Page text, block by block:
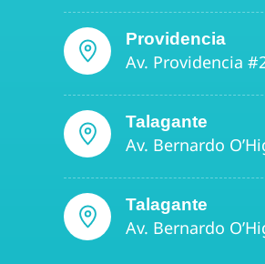
Providencia
Av. Providencia
Talagante
Av. Bernardo
Talagante
Av. Bernardo